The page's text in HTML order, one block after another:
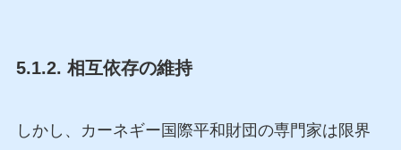
5.1.2. 相互依存の維持
しかし、カーネギー国際平和財団の専門家は限界